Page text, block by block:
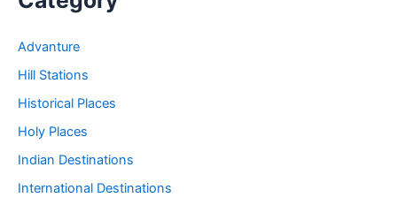
Advanture
Hill Stations
Historical Places
Holy Places
Indian Destinations
International Destinations